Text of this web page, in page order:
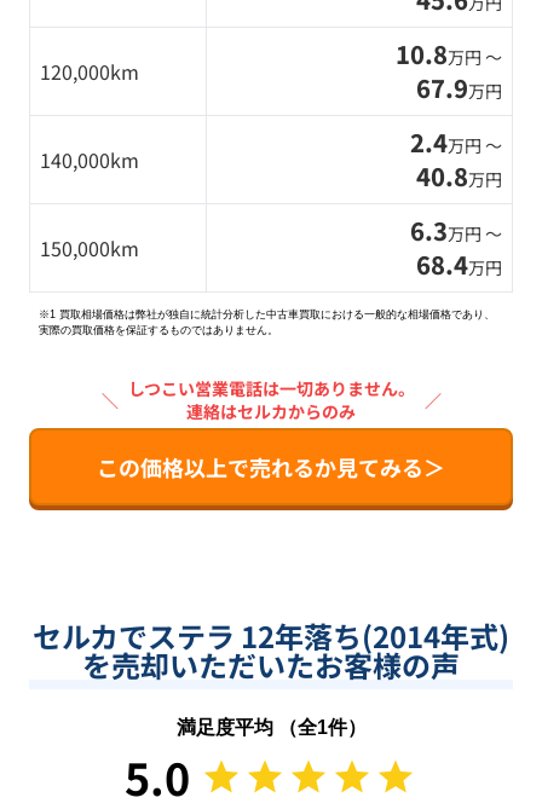
120,000km 10.8万円 〜
67.9万円
140,000km 2.4万円 〜
40.8万円
150,000km 6.3万円 〜
68.4万円
※1 買取相場価格は弊社が独自に統計分析した中古車買取における一般的な相場価格であり、
実際の買取価格を保証するものではありません。
＼ しつこい営業電話は一切ありません。
連絡はセルカからのみ
／
この価格以上で売れるか見てみる＞
セルカでステラ 12年落ち(2014年式)
を売却いただいたお客様の声
満足度平均 （全1件）
5.0